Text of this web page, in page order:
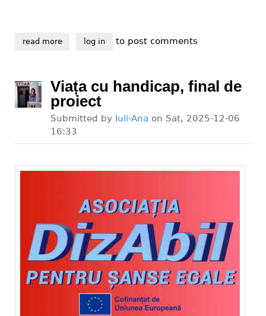
read moreabout sponsorizează fără nici un cost, prin
log in to post comments
Viața cu handicap, final de
proiect
Submitted by Iuli-Ana on Sat, 2025-12-06
16:33